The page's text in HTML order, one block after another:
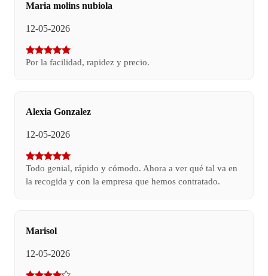
Maria molins nubiola
12-05-2026
Por la facilidad, rapidez y precio.
Alexia Gonzalez
12-05-2026
Todo genial, rápido y cómodo. Ahora a ver qué tal va en
la recogida y con la empresa que hemos contratado.
Marisol
12-05-2026